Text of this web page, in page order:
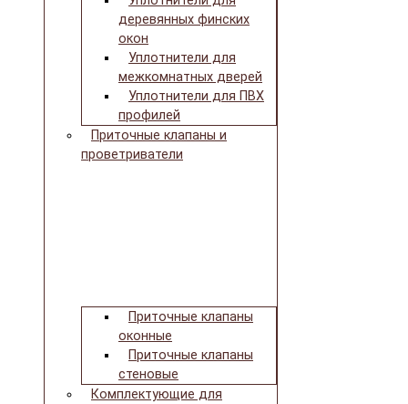
деревянных финских
окон
Уплотнители для
межкомнатных дверей
Уплотнители для ПВХ
профилей
Приточные клапаны и
проветриватели
Приточные клапаны
оконные
Приточные клапаны
стеновые
Комплектующие для